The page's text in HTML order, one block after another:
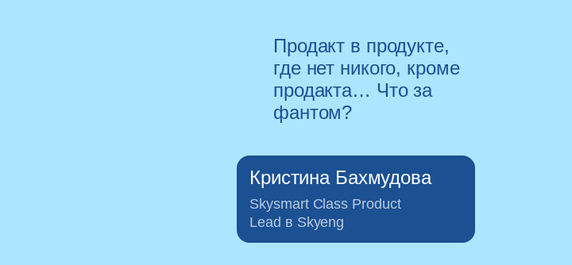
Продакт в продукте,
где нет никого, кроме
продакта… Что за
фантом?
Skysmart Class Product
Lead в Skyeng
Кристина Бахмудова